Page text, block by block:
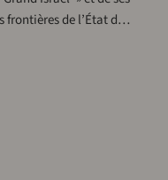
frontières de l’État d…